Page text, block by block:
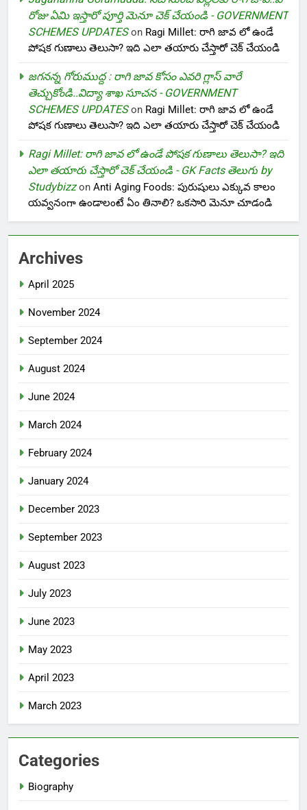
రోజు ఏమి ఇస్తారో పూర్తి మెనూ చెక్ చేయండి - GOVERNMENT
SCHEMES UPDATESon Ragi Millet: రాగి జావ లో ఉండే
పోషక గుణాలు తెలుసా? ఇది ఎలా తయారు చేస్తారో చెక్ చేయండి
జగనన్న గోరుముద్ద : రాగి జావ కోసం ఎవరి గ్లాస్ వారే
తెచ్చుకోండి..విద్యా శాఖ సూచన - GOVERNMENT
SCHEMES UPDATESon Ragi Millet: రాగి జావ లో ఉండే
పోషక గుణాలు తెలుసా? ఇది ఎలా తయారు చేస్తారో చెక్ చేయండి
Ragi Millet: రాగి జావ లో ఉండే పోషక గుణాలు తెలుసా? ఇది
ఎలా తయారు చేస్తారో చెక్ చేయండి - GK Facts తెలుగు by
Studybizzon Anti Aging Foods: పురుషులు ఎక్కువ కాలం
యవ్వనంగా ఉండాలంటే ఏం తినాలి? ఒకసారి మెనూ చూడండి
Archives
April 2025
November 2024
September 2024
August 2024
June 2024
March 2024
February 2024
January 2024
December 2023
September 2023
August 2023
July 2023
June 2023
May 2023
April 2023
March 2023
Categories
Biography